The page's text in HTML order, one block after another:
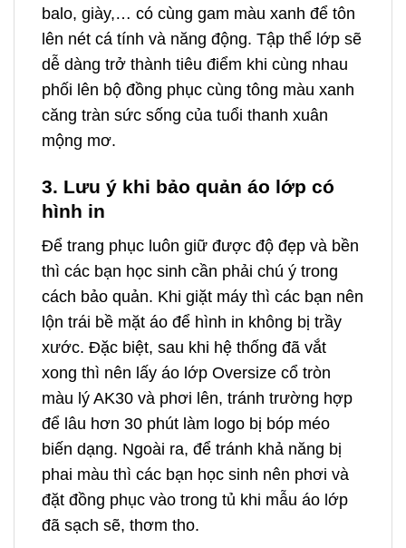
balo, giày,… có cùng gam màu xanh để tôn
lên nét cá tính và năng động. Tập thể lớp sẽ
dễ dàng trở thành tiêu điểm khi cùng nhau
phối lên bộ đồng phục cùng tông màu xanh
căng tràn sức sống của tuổi thanh xuân
mộng mơ.
3. Lưu ý khi bảo quản áo lớp có
hình in
Để trang phục luôn giữ được độ đẹp và bền
thì các bạn học sinh cần phải chú ý trong
cách bảo quản. Khi giặt máy thì các bạn nên
lộn trái bề mặt áo để hình in không bị trầy
xước. Đặc biệt, sau khi hệ thống đã vắt
xong thì nên lấy áo lớp Oversize cổ tròn
màu lý AK30 và phơi lên, tránh trường hợp
để lâu hơn 30 phút làm logo bị bóp méo
biến dạng. Ngoài ra, để tránh khả năng bị
phai màu thì các bạn học sinh nên phơi và
đặt đồng phục vào trong tủ khi mẫu áo lớp
đã sạch sẽ, thơm tho.